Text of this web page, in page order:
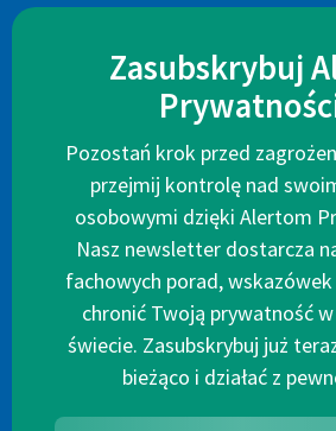
Zasubskrybuj
Pozostań krok przed
przejmij kontrolę nad
osobowymi dzięki Alertom
Nasz newsletter dostarcza
fachowych porad,
chronić Twoją prywatność
świecie. Zasubskrybuj już
bieżąco i działać z